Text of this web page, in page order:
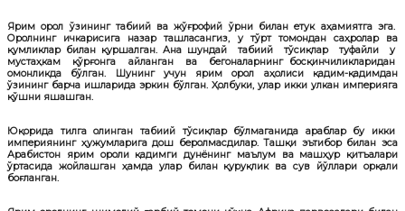
Ярим орол ўзининг табиий ва жўғрофий ўрни билан етук аҳамиятга эга.
Оролнинг ичкарисига назар ташласангиз, у тўрт томондан саҳролар ва
қумликлар билан қуршалган. Ана шундай табиий тўсиқлар туфайли у
мустаҳкам қўрғонга айланган ва бегоналарнинг босқинчиликларидан
омонликда бўлган. Шунинг учун ярим орол аҳолиси қадим-қадимдан
ўзининг барча ишларида эркин бўлган. Ҳолбуки, улар икки улкан империяга
қўшни яшашган.
Юқорида тилга олинган табиий тўсиқлар бўлмаганида араблар бу икки
империянинг ҳужумларига дош беролмасдилар. Ташқи эътибор билан эса
Арабистон ярим ороли қадимги дунёнинг маълум ва машҳур қитъалари
ўртасида жойлашган ҳамда улар билан қуруқлик ва сув йўллари орқали
боғланган.